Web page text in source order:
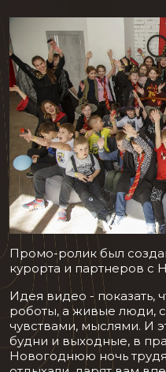
Промо-ролик был
курорта и партнеров с
Идея видео - показать,
роботы, а живые люди,
чувствами, мыслями. И
будни и выходные, в
Новогоднюю ночь